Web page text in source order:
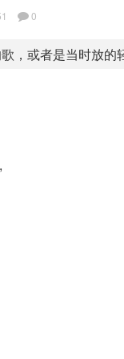
0
，或者是当时放的